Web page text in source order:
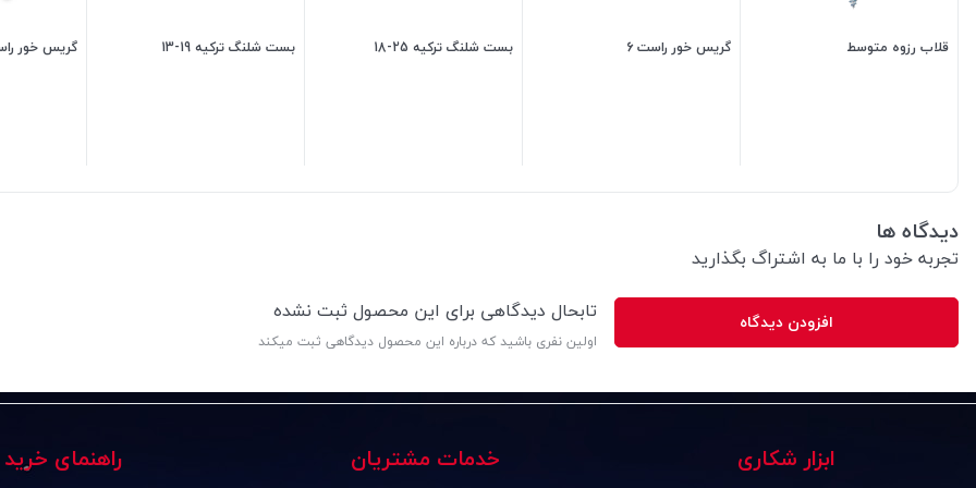
قلاب رزوه متوسط گریس خور راست 6 بست شلنگ ترکیه 25-18 بست شلنگ ترکیه 19-13 گریس خور
دیدگاه ها
تجربه خود را با ما به اشتراگ بگذارید
افزودن دیدگاه تابحال دیدگاهی برای این محصول ثبت نشده
اولین نفری باشید که درباره این محصول دیدگاهی ثبت میکند
ابزار شکاری خدمات مشتریان راهنمای خرید